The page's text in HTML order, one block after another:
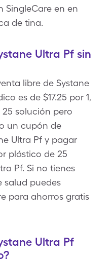
SingleCare en en
de tina.
Ultra Pf sin
libre de Systane
es de $17.25 por 1,
solución pero
un cupón de
Ultra Pf y pagar
plástico de 25
Pf. Si no tienes
salud puedes
para ahorros gratis
Ultra Pf